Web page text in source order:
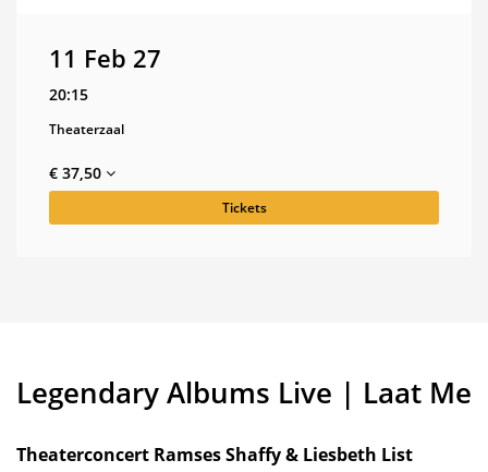
11 Feb 27
20:15
Theaterzaal
€ 37,50
Tickets
Legendary Albums Live | Laat Me
Theaterconcert Ramses Shaffy & Liesbeth List